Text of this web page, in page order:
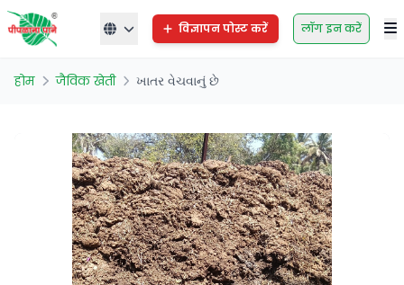
विज्ञापन पोस्ट करें लॉग इन करें
होम जैविक खेती ખાતર વેચવાનું છે